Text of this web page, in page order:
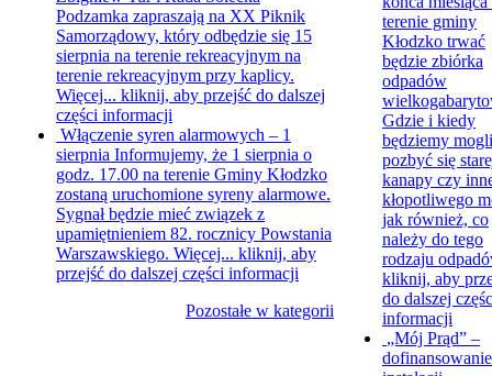
Podzamka zapraszają na XX Piknik
Samorządowy, który odbędzie się 15
sierpnia na terenie rekreacyjnym na
terenie rekreacyjnym przy kaplicy.
Więcej... kliknij, aby przejść do dalszej
części informacji
Włączenie syren alarmowych – 1
sierpnia Informujemy, że 1 sierpnia o
godz. 17.00 na terenie Gminy Kłodzko
zostaną uruchomione syreny alarmowe.
Sygnał będzie mieć związek z
upamiętnieniem 82. rocznicy Powstania
Warszawskiego. Więcej... kliknij, aby
przejść do dalszej części informacji
Pozostałe w kategorii
terenie gminy
Kłodzko trwać
będzie zbiórka
odpadów
Gdzie i kiedy
będziemy mogli
pozbyć się
kanapy czy
kłopotliwego
jak również, co
należy do tego
rodzaju
kliknij, aby
do dalszej
informacji
„Mój Prąd” –
dofinansowanie